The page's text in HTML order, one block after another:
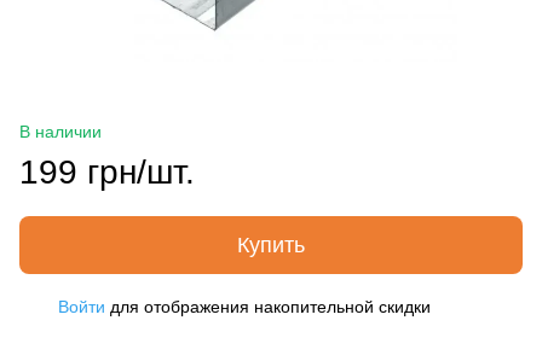
В наличии
199 грн/шт.
Купить
Войти для отображения накопительной скидки